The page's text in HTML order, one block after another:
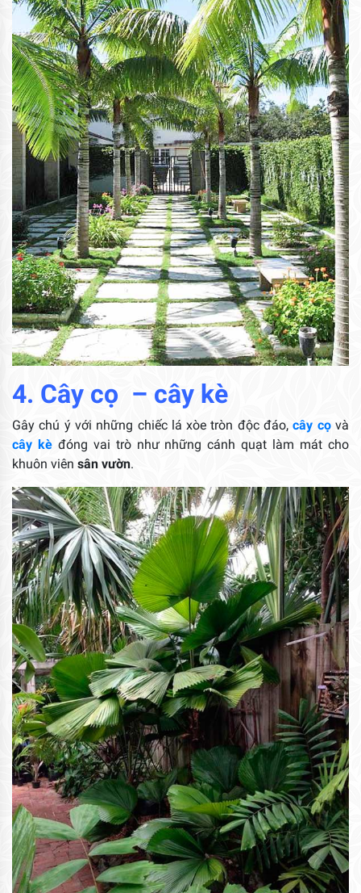
4. Cây cọ – cây kè
Gây chú ý với những chiếc lá xòe tròn độc đáo,cây cọ và
cây kè đóng vai trò như những cánh quạt làm mát cho
khuôn viên sân vườn.